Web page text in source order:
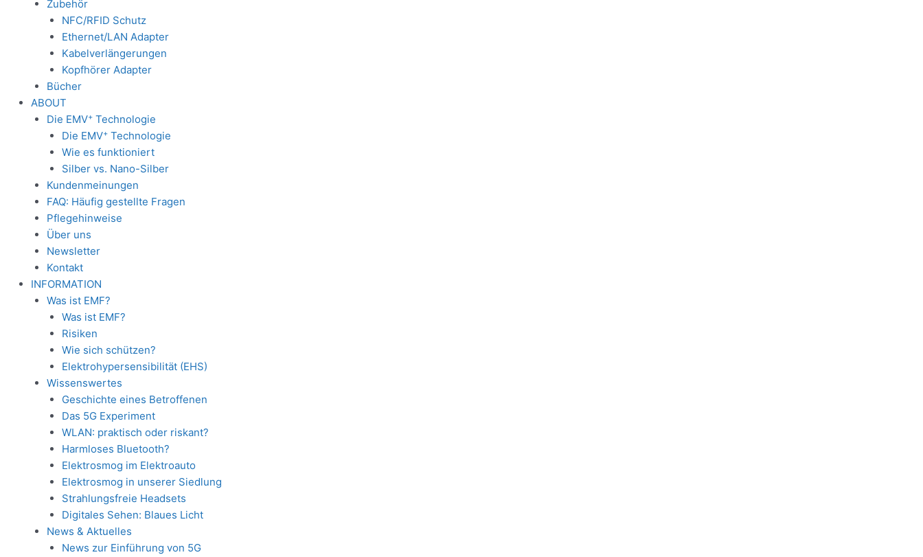
Zubehör
NFC/RFID Schutz
Ethernet/LAN Adapter
Kabelverlängerungen
Kopfhörer Adapter
Bücher
ABOUT
Die EMV+Technologie
Die EMV+ Technologie
Wie es funktioniert
Silber vs. Nano-Silber
Kundenmeinungen
FAQ: Häufig gestellte Fragen
Pflegehinweise
Über uns
Newsletter
Kontakt
INFORMATION
Was ist EMF?
Was ist EMF?
Risiken
Wie sich schützen?
Elektrohypersensibilität (EHS)
Wissenswertes
Geschichte eines Betroffenen
Das 5G Experiment
WLAN: praktisch oder riskant?
Harmloses Bluetooth?
Elektrosmog im Elektroauto
Elektrosmog in unserer Siedlung
Strahlungsfreie Headsets
Digitales Sehen: Blaues Licht
News & Aktuelles
News zur Einführung von 5G